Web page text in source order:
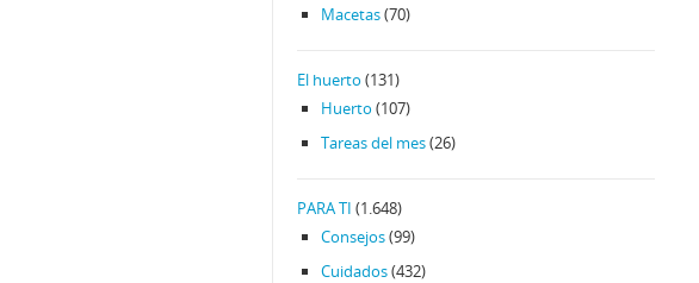
Macetas(70)
El huerto (131)
Huerto (107)
Tareas del mes(26)
PARA TI (1.648)
Consejos(99)
Cuidados(432)